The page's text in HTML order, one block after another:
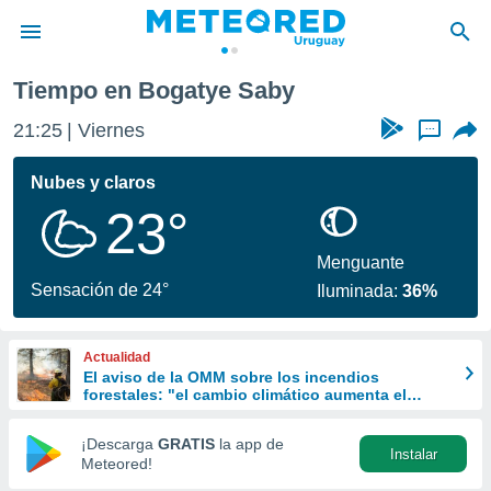
de
ha
calidad.
a este
las
y
forma
digital
basada
Tiempo en Bogatye Saby
21:25 Viernes ...
Nubes y claros
23°
Sensación de 24°
Menguante
Iluminada:36%
Actualidad
El aviso de la OMM sobre los incendios
forestales: "el cambio climático aumenta el
¡Descarga GRATIS la app de
Meteored!
Instalar